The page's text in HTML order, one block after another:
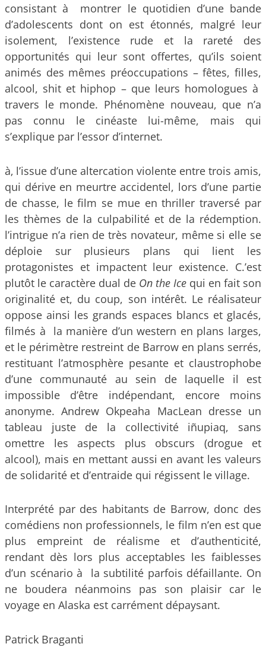
consistant à montrer le quotidien d’une bande
d’adolescents dont on est étonnés, malgré leur
isolement, l’existence rude et la rareté des
opportunités qui leur sont offertes, qu’ils soient
animés des mêmes préoccupations – fêtes, filles,
alcool, shit et hiphop – que leurs homologues à
travers le monde. Phénomène nouveau, que n’a
pas connu le cinéaste lui-même, mais qui
s’explique par l’essor d’internet.
à‚ l’issue d’une altercation violente entre trois amis,
qui dérive en meurtre accidentel, lors d’une partie
de chasse, le film se mue en thriller traversé par
les thèmes de la culpabilité et de la rédemption.
l’intrigue n’a rien de très novateur, même si elle se
déploie sur plusieurs plans qui lient les
protagonistes et impactent leur existence. C.’est
plutôt le caractère dual de On the Ice qui en fait son
originalité et, du coup, son intérêt. Le réalisateur
oppose ainsi les grands espaces blancs et glacés,
filmés à la manière d’un western en plans larges,
et le périmètre restreint de Barrow en plans serrés,
restituant l’atmosphère pesante et claustrophobe
d’une communauté au sein de laquelle il est
impossible d’être indépendant, encore moins
anonyme. Andrew Okpeaha MacLean dresse un
tableau juste de la collectivité iñupiaq, sans
omettre les aspects plus obscurs (drogue et
alcool), mais en mettant aussi en avant les valeurs
de solidarité et d’entraide qui régissent le village.
Interprété par des habitants de Barrow, donc des
comédiens non professionnels, le film n’en est que
plus empreint de réalisme et d’authenticité,
rendant dès lors plus acceptables les faiblesses
d’un scénario à la subtilité parfois défaillante. On
ne boudera néanmoins pas son plaisir car le
voyage en Alaska est carrément dépaysant.
Patrick Braganti